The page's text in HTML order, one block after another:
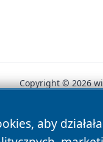
aby
Copyright © 2026
News Autorzy